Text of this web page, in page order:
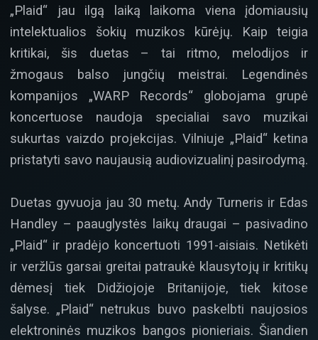
„Plaid“ jau ilgą laiką laikoma viena įdomiausių
intelektualios šokių muzikos kūrėjų. Kaip teigia
kritikai, šis duetas – tai ritmo, melodijos ir
žmogaus balso jungčių meistrai. Legendinės
kompanijos „WARP Records“ globojama grupė
koncertuose naudoja specialiai savo muzikai
sukurtas vaizdo projekcijas. Vilniuje „Plaid“ ketina
pristatyti savo naujausią audiovizualinį pasirodymą.
Duetas gyvuoja jau 30 metų. Andy Turneris ir Edas
Handley – paauglystės laikų draugai – pasivadino
„Plaid“ ir pradėjo koncertuoti 1991-aisiais. Netikėti
ir veržlūs garsai greitai patraukė klausytojų ir kritikų
dėmesį tiek Didžiojoje Britanijoje, tiek kitose
šalyse. „Plaid“ netrukus buvo paskelbti naujosios
elektroninės muzikos bangos pionieriais. Šiandien